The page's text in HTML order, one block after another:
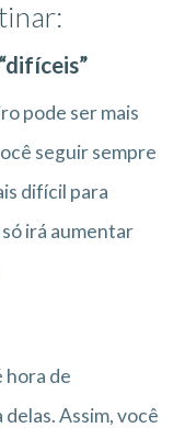
pode ser mais
seguir sempre
difícil para
irá aumentar
hora de
Assim, você